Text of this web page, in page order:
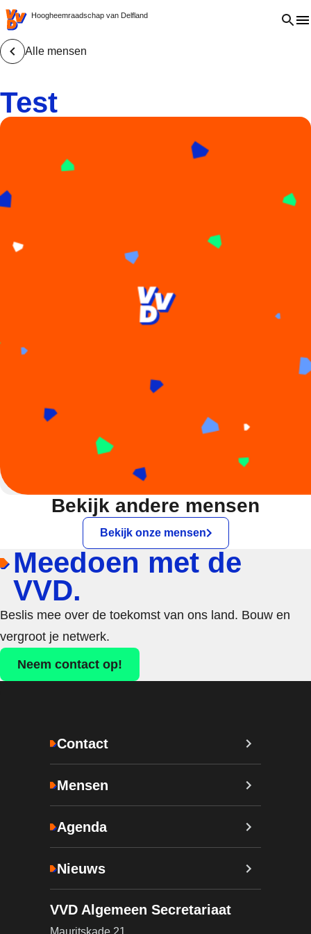
VVD.nl - Ga naar de homepage
Hoogheemraadschap van Delfland Open
Alle mensen
Test
Bekijk andere mensen
Bekijk onze mensen
Meedoen met de
VVD.
Beslis mee over de toekomst van ons land. Bouw en
vergroot je netwerk.
Neem contact op!
Contact
Mensen
Agenda
Nieuws
VVD Algemeen Secretariaat
Mauritskade 21